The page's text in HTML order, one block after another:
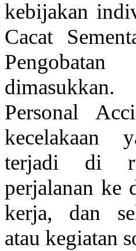
kebijakan
Cacat
Personal
kecelakaan
terjadi di
perjalanan ke
kerja, dan
atau kegiatan